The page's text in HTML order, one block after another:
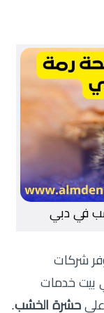
في دبي
شركات
بيت خدمات
حشرة الخشب.